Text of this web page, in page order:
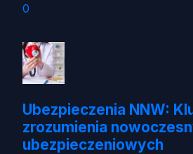
0
Ubezpieczenia NNW:
zrozumienia
ubezpieczeniowych